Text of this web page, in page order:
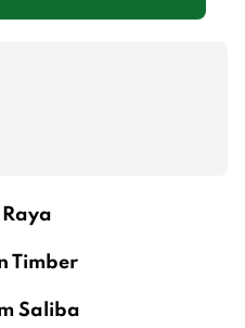
Timber
Saliba